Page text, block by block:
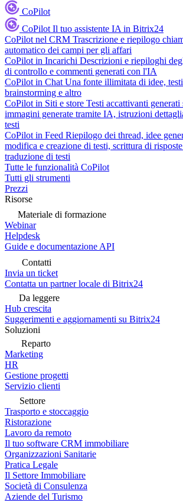
CoPilot
CoPilot Il tuo assistente IA in Bitrix24
CoPilot nel CRM Trascrizione e riepilogo
automatico dei campi per gli affari
CoPilot in Incarichi Descrizioni e riepiloghi
di controllo e commenti generati con l'IA
CoPilot in Chat Una fonte illimitata di idee,
brainstorming e altro
CoPilot in Siti e store Testi accattivanti generati
immagini generate tramite IA, istruzioni
testi
CoPilot in Feed Riepilogo dei thread, idee
modifica e creazione di testi, scrittura di
traduzione di testi
Tutte le funzionalità CoPilot
Tutti gli strumenti
Prezzi
Risorse
Materiale di formazione
Webinar
Helpdesk
Guide e documentazione API
Contatti
Invia un ticket
Contatta un partner locale di Bitrix24
Da leggere
Hub crescita
Suggerimenti e aggiornamenti su Bitrix24
Soluzioni
Reparto
Marketing
HR
Gestione progetti
Servizio clienti
Settore
Trasporto e stoccaggio
Ristorazione
Lavoro da remoto
Il tuo software CRM immobiliare
Organizzazioni Sanitarie
Pratica Legale
Il Settore Immobiliare
Società di Consulenza
Aziende del Turismo